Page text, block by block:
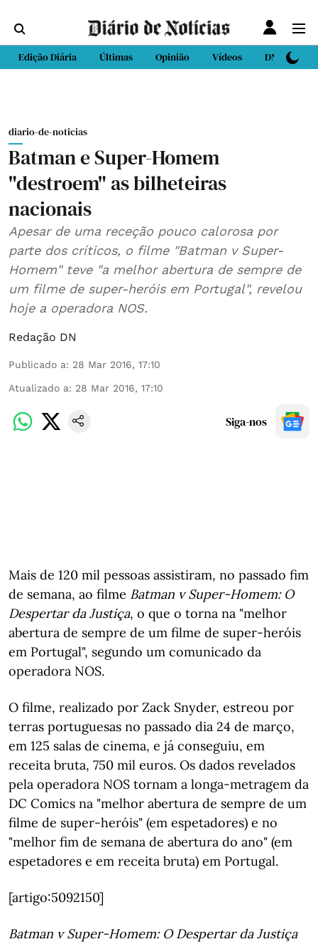
Edição Diária Últimas Opinião Vídeos DN Sport
diario-de-noticias
Batman e Super-Homem
"destroem" as bilheteiras
nacionais
Apesar de uma receção pouco calorosa por
parte dos críticos, o filme "Batman v Super-
Homem" teve "a melhor abertura de sempre de
um filme de super-heróis em Portugal", revelou
hoje a operadora NOS.
Redação DN
Publicado a: 28 Mar 2016, 17:10
Atualizado a: 28 Mar 2016, 17:10
Siga-nos
Mais de 120 mil pessoas assistiram, no passado fim
de semana, ao filme Batman v Super-Homem: O
Despertar da Justiça, o que o torna na "melhor
abertura de sempre de um filme de super-heróis
em Portugal", segundo um comunicado da
operadora NOS.
O filme, realizado por Zack Snyder, estreou por
terras portuguesas no passado dia 24 de março,
em 125 salas de cinema, e já conseguiu, em
receita bruta, 750 mil euros. Os dados revelados
pela operadora NOS tornam a longa-metragem da
DC Comics na "melhor abertura de sempre de um
filme de super-heróis" (em espetadores) e no
"melhor fim de semana de abertura do ano" (em
espetadores e em receita bruta) em Portugal.
[artigo:5092150]
Batman v Super-Homem: O Despertar da Justiça